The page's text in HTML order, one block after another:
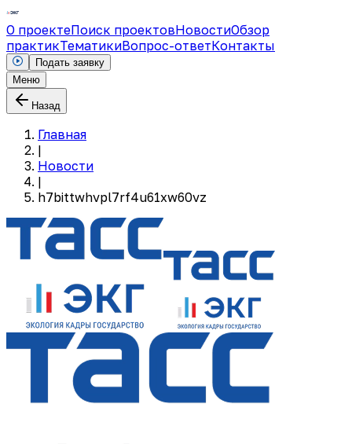
О проектеПоиск проектовНовостиОбзор
практикТематикиВопрос-ответКонтакты
Подать заявку
Меню
Назад
Главная
|
Новости
|
h7bittwhvpl7rf4u61xw60vz